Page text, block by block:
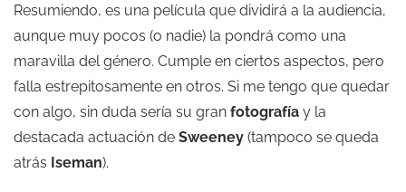
Resumiendo, es una película que dividirá a la audiencia,
aunque muy pocos (o nadie) la pondrá como una
maravilla del género. Cumple en ciertos aspectos, pero
falla estrepitosamente en otros. Si me tengo que quedar
con algo, sin duda sería su gran fotografía y la
destacada actuación de Sweeney (tampoco se queda
atrás Iseman).